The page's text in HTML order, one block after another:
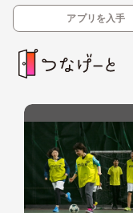
アプリを入手